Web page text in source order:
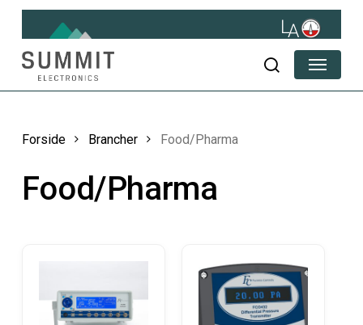
Skip
main
content
søg
Menu
Forside Brancher Food/Pharma
Food/Pharma